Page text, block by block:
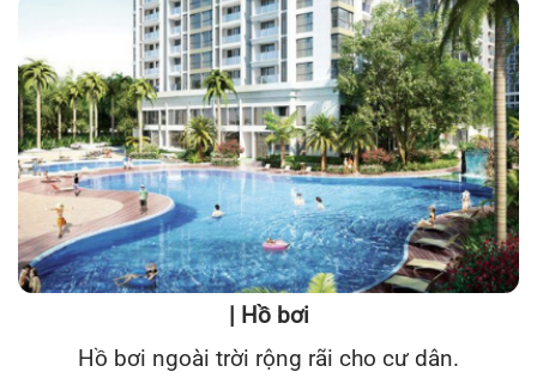
| Hồ bơi
Hồ bơi ngoài trời rộng rãi cho cư dân.